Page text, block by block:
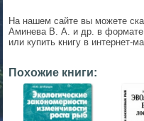
На нашем сайте вы можете
Аминева В. А. и др. в формате
или купить книгу в интернет-
Похожие книги: